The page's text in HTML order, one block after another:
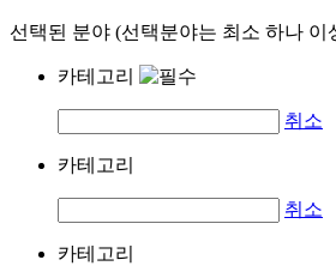
선택된 분야 (선택분야는 최소 하나 이
카테고리
취소
카테고리
취소
카테고리